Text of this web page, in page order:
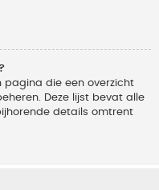
pagina die een overzicht
Deze lijst bevat alle
details omtrent